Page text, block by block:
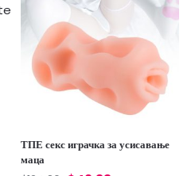
ТПЕ секс играчка за усисавање
маца